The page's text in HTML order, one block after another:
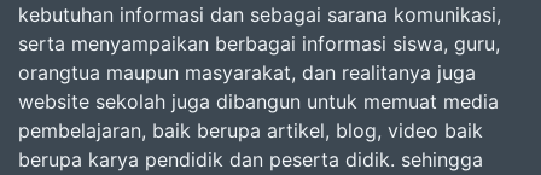
kebutuhan informasi dan sebagai sarana komunikasi,
serta menyampaikan berbagai informasi siswa, guru,
orangtua maupun masyarakat, dan realitanya juga
website sekolah juga dibangun untuk memuat media
pembelajaran, baik berupa artikel, blog, video baik
berupa karya pendidik dan peserta didik. sehingga